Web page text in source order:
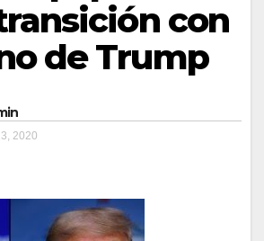
con
de Trump
2020